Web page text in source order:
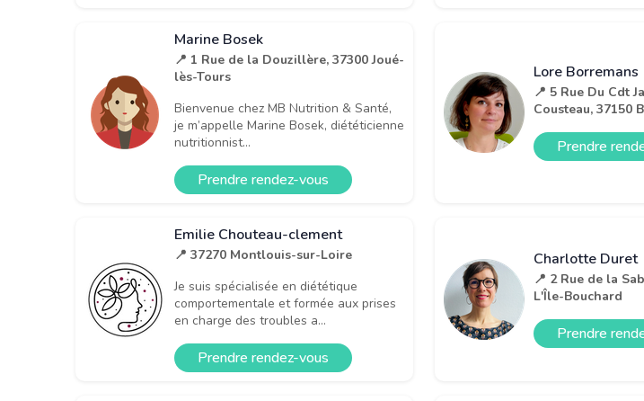
Marine Bosek
📍 1 Rue de la Douzillère, 37300 Joué-
lès-Tours
Bienvenue chez MB Nutrition & Santé,
je m’appelle Marine Bosek, diététicienne
nutritionnist...
Prendre rendez-vous
Lore Borremans
📍 5 Rue Du Cdt
Cousteau, 37150
Prendre
Emilie Chouteau-clement
📍 37270 Montlouis-sur-Loire
Je suis spécialisée en diététique
comportementale et formée aux prises
en charge des troubles a...
Prendre rendez-vous
Charlotte Duret
📍 2 Rue de la
L'Île-Bouchard
Prendre